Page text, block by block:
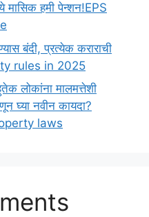
हमी पेन्शन!EPS
बंदी, प्रत्येक कराराची
rules in 2025
लोकांना मालमत्तेशी
घ्या नवीन कायदा?
laws